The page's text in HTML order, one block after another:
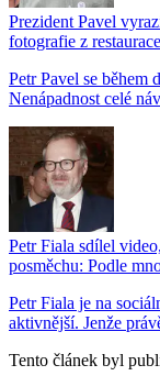
Prezident Pavel
fotografie z restaurace
Petr Pavel se
Nenápadnost celé
Petr Fiala sdílel
posměchu: Podle
Petr Fiala je na
aktivnější. Jenže
Tento článek byl